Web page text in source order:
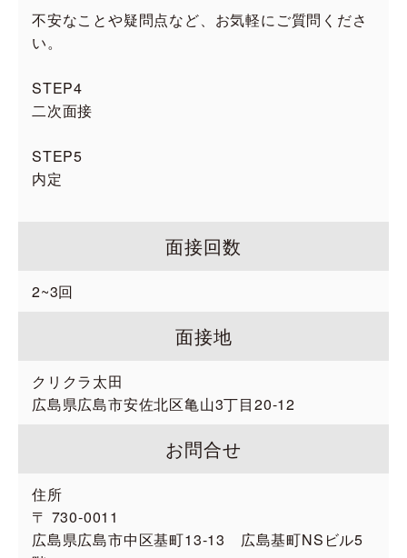
不安なことや疑問点など、お気軽にご質問くださ
い。
STEP4
二次面接
STEP5
内定
面接回数
2~3回
面接地
クリクラ太田
広島県広島市安佐北区亀山3丁目20-12
お問合せ
住所
〒 730‐0011
広島県広島市中区基町13‐13 広島基町NSビル5